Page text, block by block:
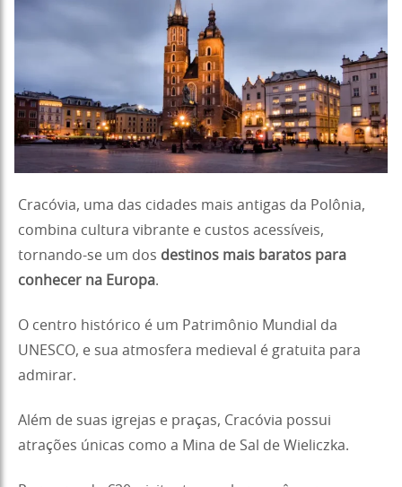
Cracóvia, uma das cidades mais antigas da Polônia,
combina cultura vibrante e custos acessíveis,
tornando-se um dos destinos mais baratos para
conhecer na Europa.
O centro histórico é um Patrimônio Mundial da
UNESCO, e sua atmosfera medieval é gratuita para
admirar.
Além de suas igrejas e praças, Cracóvia possui
atrações únicas como a Mina de Sal de Wieliczka.